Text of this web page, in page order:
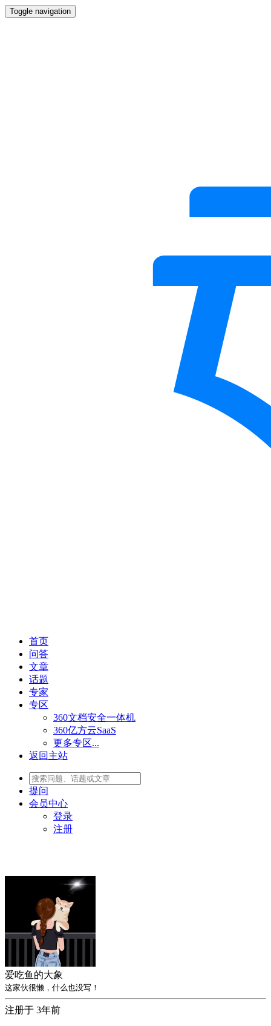
Toggle navigation
首页
问答
文章
话题
专家
专区
360文档安全一体机
360亿方云SaaS
更多专区...
返回主站
提问
会员中心
登录
注册
爱吃鱼的大象
这家伙很懒，什么也没写！
注册于 3年前